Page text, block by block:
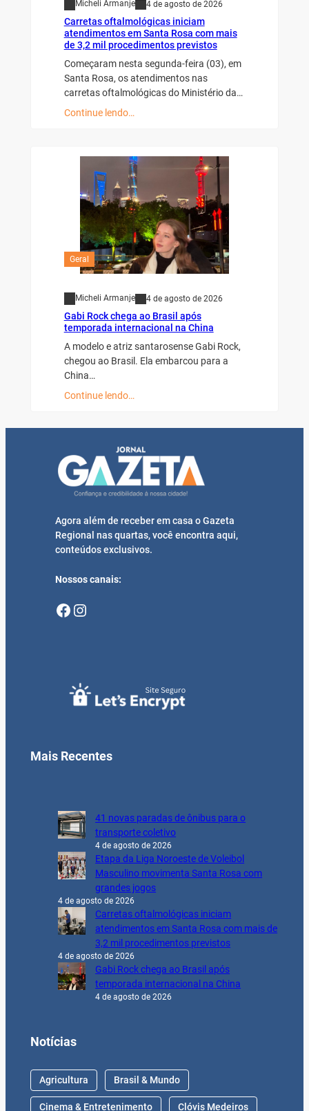
Micheli Armanje 4 de agosto de 2026
Carretas oftalmológicas iniciam
atendimentos em Santa Rosa com mais
de 3,2 mil procedimentos previstos
Começaram nesta segunda-feira (03), em
Santa Rosa, os atendimentos nas
carretas oftalmológicas do Ministério da…
Continue lendo…
Geral
Micheli Armanje 4 de agosto de 2026
Gabi Rock chega ao Brasil após
temporada internacional na China
A modelo e atriz santarosense Gabi Rock,
chegou ao Brasil. Ela embarcou para a
China…
Continue lendo…
Agora além de receber em casa o Gazeta
Regional nas quartas, você encontra aqui,
conteúdos exclusivos.
Nossos canais:
Facebook Instagram
Mais Recentes
41 novas paradas de ônibus para o
transporte coletivo
4 de agosto de 2026
Etapa da Liga Noroeste de Voleibol
Masculino movimenta Santa Rosa com
grandes jogos
4 de agosto de 2026
Carretas oftalmológicas iniciam
atendimentos em Santa Rosa com mais de
3,2 mil procedimentos previstos
4 de agosto de 2026
Gabi Rock chega ao Brasil após
temporada internacional na China
4 de agosto de 2026
Notícias
Agricultura Brasil & Mundo
Cinema & Entretenimento Clóvis Medeiros